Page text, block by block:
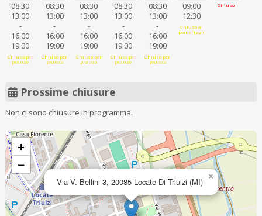
08:30
13:00
-
16:00
19:00
Chiuso per
pranzo
08:30
13:00
-
16:00
19:00
Chiuso per
pranzo
08:30
13:00
-
16:00
19:00
Chiuso per
pranzo
08:30
13:00
-
16:00
19:00
Chiuso per
pranzo
08:30
13:00
-
16:00
19:00
Chiuso per
pranzo
09:00
12:30
Chiuso al
pomeriggio
Chiuso
Prossime chiusure
Non ci sono chiusure in programma.
Via V. Bellini 3, 20085 Locate Di Triulzi (MI) ×
+
−